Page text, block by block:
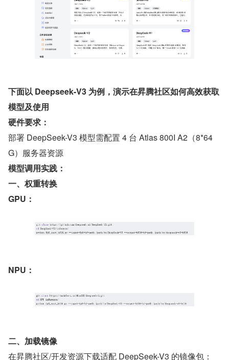
下面以 Deepseek-V3 为例，演示在昇腾社区如何高效获取
模型及使用
硬件要求：
部署 DeepSeek-V3 模型需配置 4 台 Atlas 800I A2（8*64
G）服务器资源
模型调用实践：
一、权重转换
GPU：
NPU：
二、加载镜像
在昇腾社区/开发资源下载适配 DeepSeek-V3 的镜像包：